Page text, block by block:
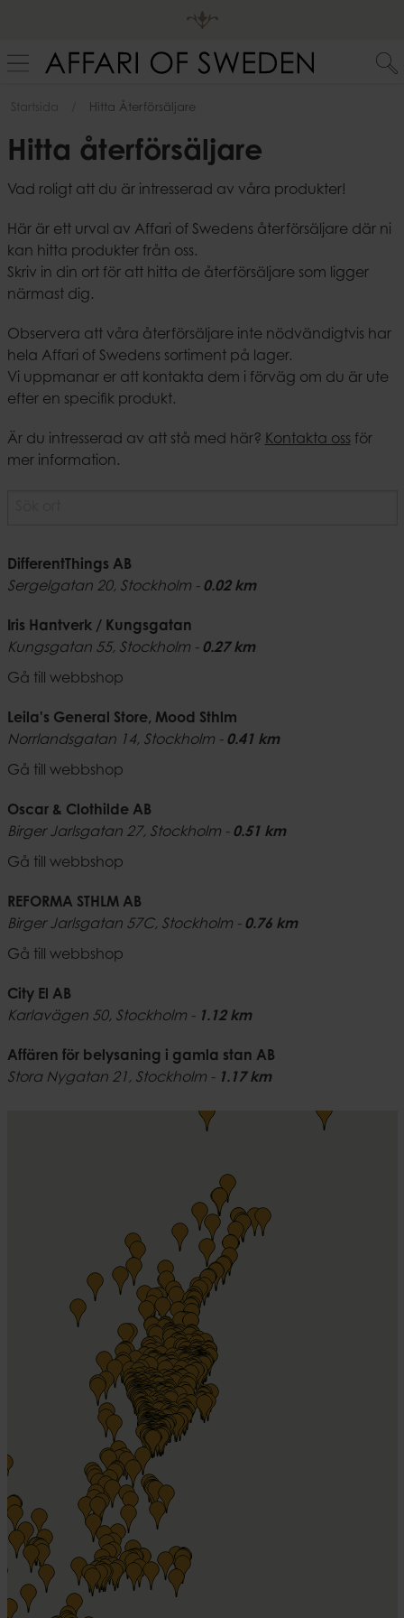
Startsida Hitta Återförsäljare
Hitta återförsäljare
Vad roligt att du är intresserad av våra produkter!
Här är ett urval av Affari of Swedens återförsäljare där ni
kan hitta produkter från oss.
Skriv in din ort för att hitta de återförsäljare som ligger
närmast dig.
Observera att våra återförsäljare inte nödvändigtvis har
hela Affari of Swedens sortiment på lager.
Vi uppmanar er att kontakta dem i förväg om du är ute
efter en specifik produkt.
Är du intresserad av att stå med här? Kontakta oss för
mer information.
DifferentThings AB
Sergelgatan 20, Stockholm- 0.02 km
Iris Hantverk / Kungsgatan
Kungsgatan 55, Stockholm- 0.27 km
Gå till webbshop
Leila's General Store, Mood Sthlm
Norrlandsgatan 14, Stockholm- 0.41 km
Gå till webbshop
Oscar & Clothilde AB
Birger Jarlsgatan 27, Stockholm- 0.51 km
Gå till webbshop
REFORMA STHLM AB
Birger Jarlsgatan 57C, Stockholm- 0.76 km
Gå till webbshop
City El AB
Karlavägen 50, Stockholm- 1.12 km
Affären för belysaning i gamla stan AB
Stora Nygatan 21, Stockholm- 1.17 km
1.39 km
Stockholm -1.41 km
Gå till webbshop
Artiklar Sthlm AB
Fleminggatan 65,Stockholm